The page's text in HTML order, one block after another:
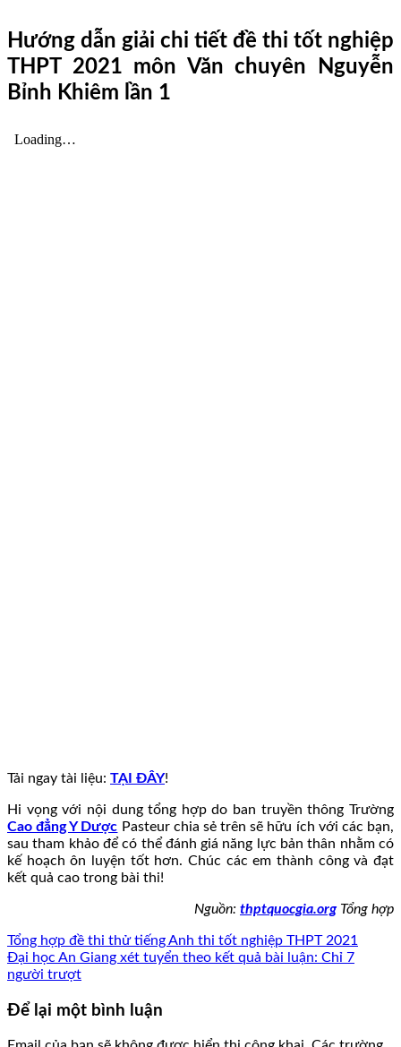
Hướng dẫn giải chi tiết đề thi tốt nghiệp
THPT 2021 môn Văn chuyên Nguyễn
Bỉnh Khiêm lần 1
Tải ngay tài liệu: TẠI ĐÂY!
Hi vọng với nội dung tổng hợp do ban truyền thông Trường
Cao đẳng Y Dược Pasteur chia sẻ trên sẽ hữu ích với các bạn,
sau tham khảo để có thể đánh giá năng lực bản thân nhằm có
kế hoạch ôn luyện tốt hơn. Chúc các em thành công và đạt
kết quả cao trong bài thi!
Nguồn: thptquocgia.orgTổng hợp
Tổng hợp đề thi thử tiếng Anh thi tốt nghiệp THPT 2021
Đại học An Giang xét tuyển theo kết quả bài luận: Chỉ 7
người trượt
Để lại một bình luận